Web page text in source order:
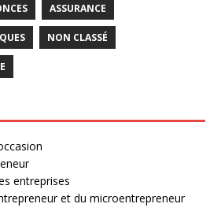
ASSURANCE
NON CLASSÉ
entreprises
et du microentrepreneur